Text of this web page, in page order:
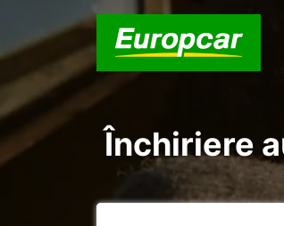
Închiriere